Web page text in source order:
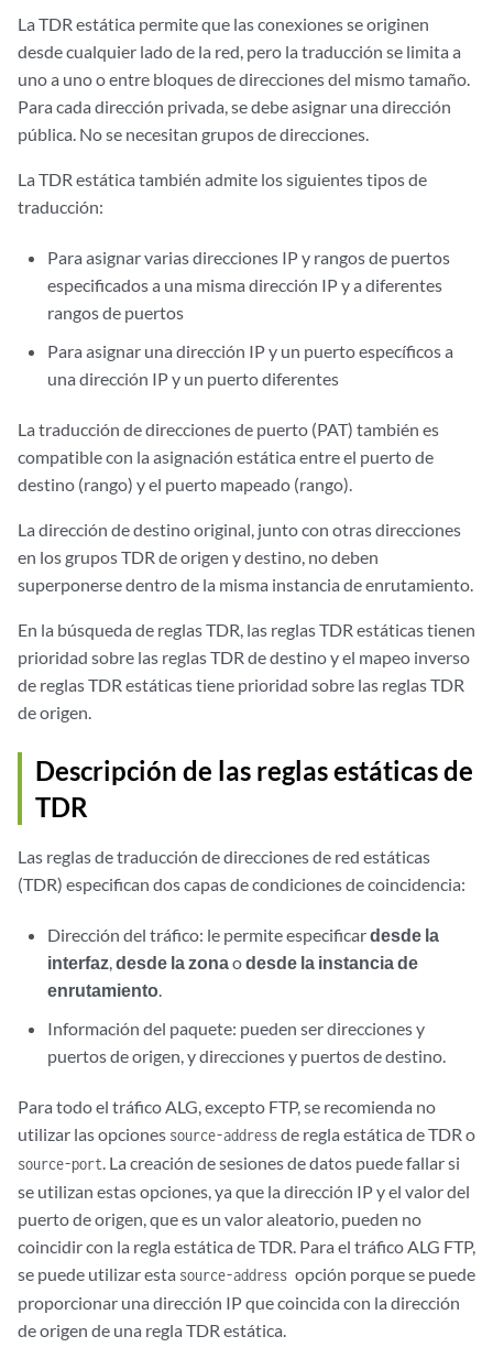
La TDR estática permite que las conexiones se originen
desde cualquier lado de la red, pero la traducción se limita a
uno a uno o entre bloques de direcciones del mismo tamaño.
Para cada dirección privada, se debe asignar una dirección
pública. No se necesitan grupos de direcciones.
La TDR estática también admite los siguientes tipos de
traducción:
Para asignar varias direcciones IP y rangos de puertos
especificados a una misma dirección IP y a diferentes
rangos de puertos
Para asignar una dirección IP y un puerto específicos a
una dirección IP y un puerto diferentes
La traducción de direcciones de puerto (PAT) también es
compatible con la asignación estática entre el puerto de
destino (rango) y el puerto mapeado (rango).
La dirección de destino original, junto con otras direcciones
en los grupos TDR de origen y destino, no deben
superponerse dentro de la misma instancia de enrutamiento.
En la búsqueda de reglas TDR, las reglas TDR estáticas tienen
prioridad sobre las reglas TDR de destino y el mapeo inverso
de reglas TDR estáticas tiene prioridad sobre las reglas TDR
de origen.
Descripción de las reglas estáticas de
TDR
Las reglas de traducción de direcciones de red estáticas
(TDR) especifican dos capas de condiciones de coincidencia:
Dirección del tráfico: le permite especificardesde la
interfaz,desde la zonaodesde la instancia de
enrutamiento.
Información del paquete: pueden ser direcciones y
puertos de origen, y direcciones y puertos de destino.
Para todo el tráfico ALG, excepto FTP, se recomienda no
utilizar las opciones source-addressde regla estática de TDR o
source-port. La creación de sesiones de datos puede fallar si
se utilizan estas opciones, ya que la dirección IP y el valor del
puerto de origen, que es un valor aleatorio, pueden no
coincidir con la regla estática de TDR. Para el tráfico ALG FTP,
se puede utilizar esta source-address opción porque se puede
proporcionar una dirección IP que coincida con la dirección
de origen de una regla TDR estática.